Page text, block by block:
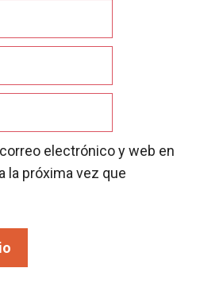
electrónico y web en
la próxima vez que